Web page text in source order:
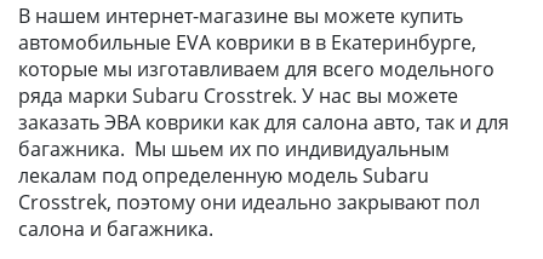
В нашем интернет-магазине вы можете купить
автомобильные EVA коврики в в Екатеринбурге,
которые мы изготавливаем для всего модельного
ряда марки Subaru Crosstrek. У нас вы можете
заказать ЭВА коврики как для салона авто, так и для
багажника. Мы шьем их по индивидуальным
лекалам под определенную модель Subaru
Crosstrek, поэтому они идеально закрывают пол
салона и багажника.